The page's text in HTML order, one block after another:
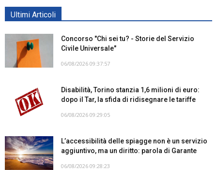
Ultimi Articoli
Concorso "Chi sei tu? - Storie del Servizio
Civile Universale"
06/08/2026 09:37:57
Disabilità, Torino stanzia 1,6 milioni di euro:
dopo il Tar, la sfida di ridisegnare le tariffe
06/08/2026 09:29:05
L’accessibilità delle spiagge non è un servizio
aggiuntivo, ma un diritto: parola di Garante
06/08/2026 09:28:23